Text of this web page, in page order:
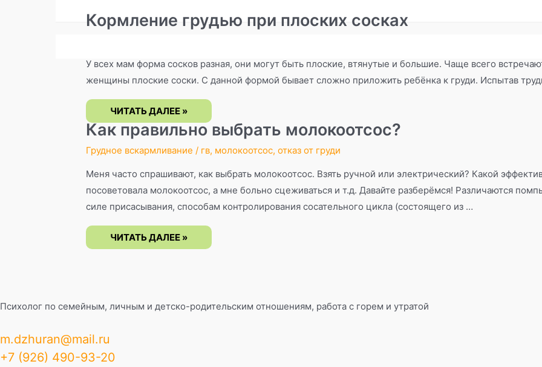
Кормление грудью при плоских сосках
У всех мам форма сосков разная, они могут быть плоские, втянутые и большие. Чаще всего
женщины плоские соски. С данной формой бывает сложно приложить ребёнка к груди. Испытав
КОРМЛЕНИЕ
ГРУДЬЮ
ПРИ
ПЛОСКИХ
ЧИТАТЬ ДАЛЕЕ »
Как правильно выбрать молокоотсос?
Грудное вскармливание / гв, молокоотсос, отказ от груди
Меня часто спрашивают, как выбрать молокоотсос. Взять ручной или электрический? Какой
посоветовала молокоотсос, а мне больно сцеживаться и т.д. Давайте разберёмся! Различаются
силе присасывания, способам контролирования сосательного цикла (состоящего из …
КАК
ПРАВИЛЬНО
ВЫБРАТЬ
ЧИТАТЬ ДАЛЕЕ »
Психолог по семейным, личным и детско-родительским отношениям, работа с горем и утратой
m.dzhuran@mail.ru
+7 (926) 490-93-20